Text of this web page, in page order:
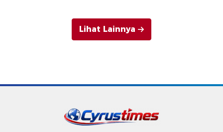
Lihat Lainnya